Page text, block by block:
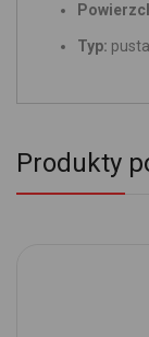
Typ:
Produkty